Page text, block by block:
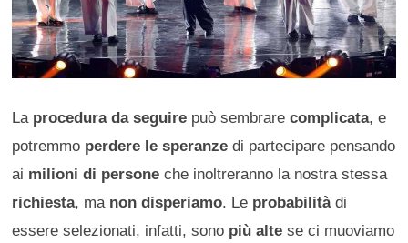
La procedura da seguire può sembrarecomplicata, e
potremmo perdere le speranze di partecipare pensando
ai milioni di persone che inoltreranno la nostra stessa
richiesta, ma non disperiamo. Le probabilitàdi
essere selezionati, infatti, sono più alte se ci muoviamo